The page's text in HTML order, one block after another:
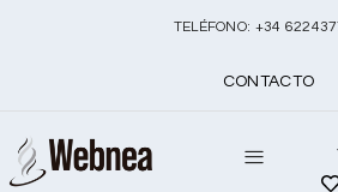
TELÉFONO: +34
CONTACTO